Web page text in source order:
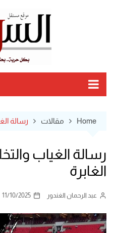
Home مقالات رسالة
رسالة الغياب
الغابرة
عبد الرحمان الغندور 11/10/2025